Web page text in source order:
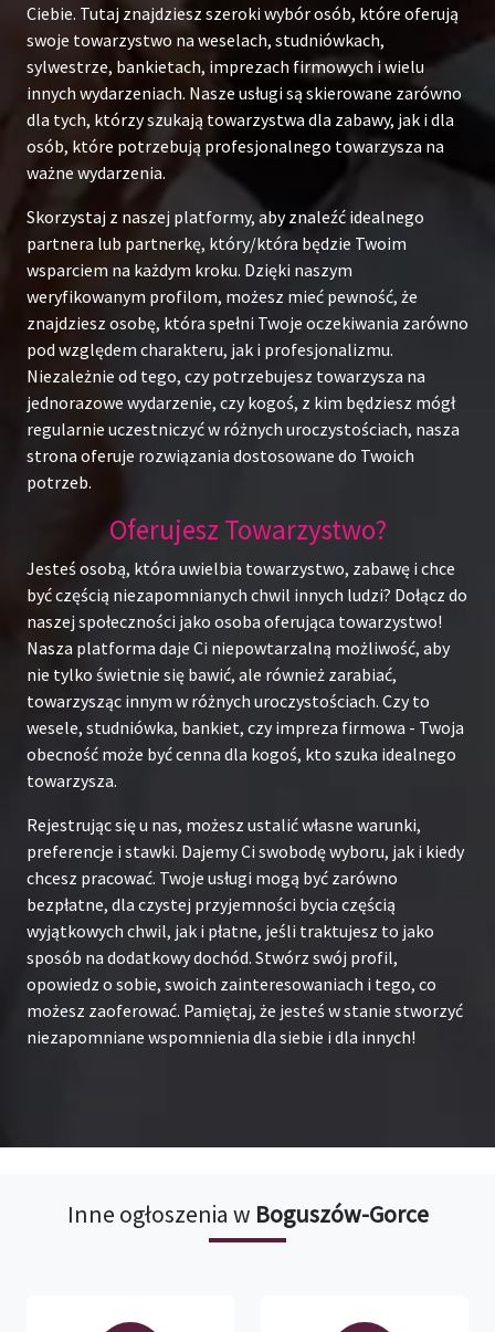
Ciebie. Tutaj znajdziesz szeroki wybór osób, które oferują
swoje towarzystwo na weselach, studniówkach,
sylwestrze, bankietach, imprezach firmowych i wielu
innych wydarzeniach. Nasze usługi są skierowane zarówno
dla tych, którzy szukają towarzystwa dla zabawy, jak i dla
osób, które potrzebują profesjonalnego towarzysza na
ważne wydarzenia.
Skorzystaj z naszej platformy, aby znaleźć idealnego
partnera lub partnerkę, który/która będzie Twoim
wsparciem na każdym kroku. Dzięki naszym
weryfikowanym profilom, możesz mieć pewność, że
znajdziesz osobę, która spełni Twoje oczekiwania zarówno
pod względem charakteru, jak i profesjonalizmu.
Niezależnie od tego, czy potrzebujesz towarzysza na
jednorazowe wydarzenie, czy kogoś, z kim będziesz mógł
regularnie uczestniczyć w różnych uroczystościach, nasza
strona oferuje rozwiązania dostosowane do Twoich
potrzeb.
Oferujesz Towarzystwo?
Jesteś osobą, która uwielbia towarzystwo, zabawę i chce
być częścią niezapomnianych chwil innych ludzi? Dołącz do
naszej społeczności jako osoba oferująca towarzystwo!
Nasza platforma daje Ci niepowtarzalną możliwość, aby
nie tylko świetnie się bawić, ale również zarabiać,
towarzysząc innym w różnych uroczystościach. Czy to
wesele, studniówka, bankiet, czy impreza firmowa - Twoja
obecność może być cenna dla kogoś, kto szuka idealnego
towarzysza.
Rejestrując się u nas, możesz ustalić własne warunki,
preferencje i stawki. Dajemy Ci swobodę wyboru, jak i kiedy
chcesz pracować. Twoje usługi mogą być zarówno
bezpłatne, dla czystej przyjemności bycia częścią
wyjątkowych chwil, jak i płatne, jeśli traktujesz to jako
sposób na dodatkowy dochód. Stwórz swój profil,
opowiedz o sobie, swoich zainteresowaniach i tego, co
możesz zaoferować. Pamiętaj, że jesteś w stanie stworzyć
niezapomniane wspomnienia dla siebie i dla innych!
Inne ogłoszenia w Boguszów-Gorce